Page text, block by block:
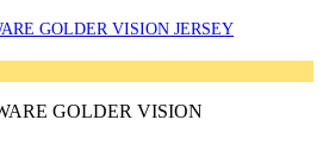
GOLDER VISION JERSEY